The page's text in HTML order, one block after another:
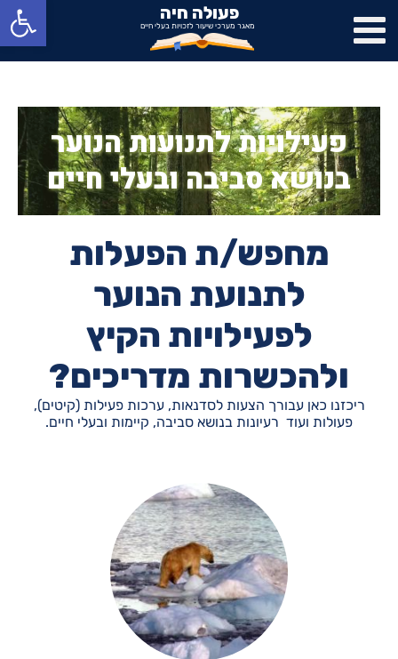
פעולה חיה
מאגר מערכי שיעור לזכויות בעלי חיים
פעילויות לתנועות הנוער
בנושא סביבה ובעלי חיים
מחפש/ת הפעלות
לתנועת הנוער
לפעילויות הקיץ
ולהכשרות מדריכים?
ריכזנו כאן עבורך הצעות לסדנאות, ערכות פעילות (קיטים),
פעולות ועוד רעיונות בנושא סביבה, קיימות ובעלי חיים.